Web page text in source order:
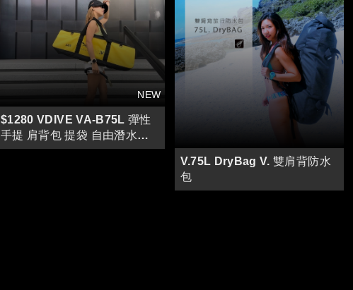
$1280 VDIVE VA-B75L 彈性
手提 肩背包 提袋 自由潛水長
蛙袋 戶外休閒旅行包
V.75L DryBag V. 雙肩背防水
包